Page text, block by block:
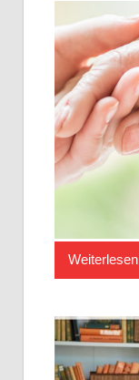
Weiterlesen